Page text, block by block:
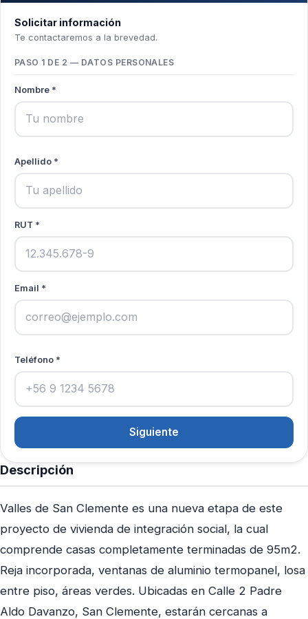
Descripción
Valles de San Clemente es una nueva etapa de este
proyecto de vivienda de integración social, la cual
comprende casas completamente terminadas de 95m2.
Reja incorporada, ventanas de aluminio termopanel, losa
entre piso, áreas verdes. Ubicadas en Calle 2 Padre
Aldo Davanzo, San Clemente, estarán cercanas a
Solicitar información
Te contactaremos a la brevedad.
PASO 1 DE 2 — DATOS PERSONALES
Nombre *
Apellido *
RUT *
Email *
Teléfono *
Siguiente